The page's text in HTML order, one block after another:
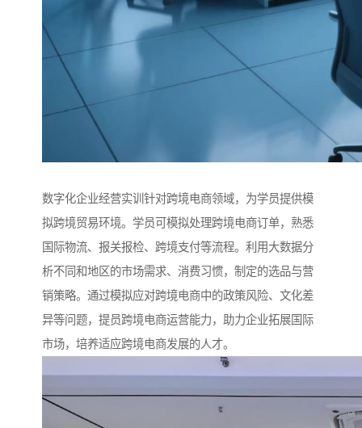
数字化企业经营实训针对跨境电商领域，为学员提供模
拟跨境贸易环境。学员可模拟处理跨境电商订单，熟悉
国际物流、报关报检、跨境支付等流程。利用大数据分
析不同和地区的市场需求、消费习惯，制定的选品与营
销策略。通过模拟应对跨境电商中的政策风险、文化差
异等问题，提员跨境电商运营能力，助力企业拓展国际
市场，培养适应跨境电商发展的人才。​